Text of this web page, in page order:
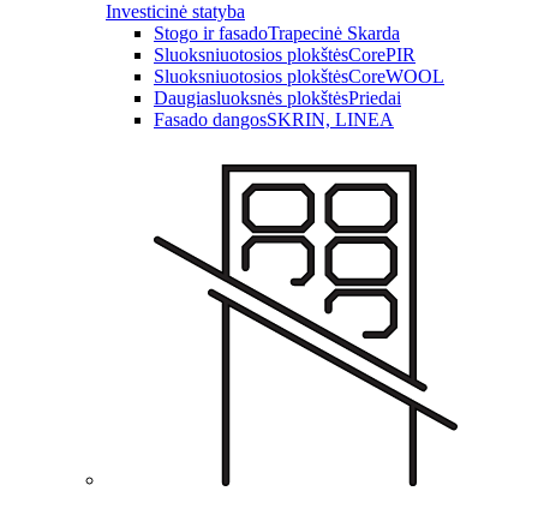
Investicinė statyba
Stogo ir fasadoTrapecinė Skarda
Sluoksniuotosios plokštėsCorePIR
Sluoksniuotosios plokštėsCoreWOOL
Daugiasluoksnės plokštėsPriedai
Fasado dangosSKRIN, LINEA